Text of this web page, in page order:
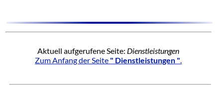
Aktuell aufgerufene Seite: Dienstleistungen
Zum Anfang der Seite " Dienstleistungen "